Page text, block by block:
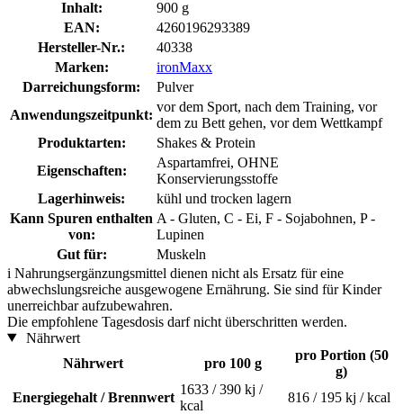
Inhalt:
900 g
EAN:
4260196293389
Hersteller-Nr.:
40338
Marken:
ironMaxx
Darreichungsform:
Pulver
Anwendungszeitpunkt:
vor dem Sport, nach dem Training, vor
dem zu Bett gehen, vor dem Wettkampf
Produktarten:
Shakes & Protein
Eigenschaften:
Aspartamfrei, OHNE
Konservierungsstoffe
Lagerhinweis:
kühl und trocken lagern
Kann Spuren enthalten
von:
A - Gluten, C - Ei, F - Sojabohnen, P -
Lupinen
Gut für:
Muskeln
i Nahrungsergänzungsmittel dienen nicht als Ersatz für eine
abwechslungsreiche ausgewogene Ernährung. Sie sind für Kinder
unerreichbar aufzubewahren.
Die empfohlene Tagesdosis darf nicht überschritten werden.
Nährwert
Nährwert
pro 100 g
pro Portion (50
g)
Energiegehalt / Brennwert
1633 / 390 kj /
kcal
816 / 195 kj / kcal